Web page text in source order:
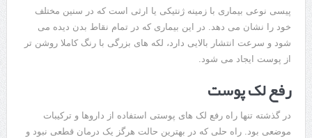
پیسی نوعی بیماری با زمینه ژنتیکی یا ارثی است که در سنین مختلف
خود را نشان می دهد. در این بیماری که در تمام نقاط بدن دیده می
شود و سرعت انتشار بالایی دارد، لکه های بزرگی با رنگ کاملا روشن تر
از پوست ایجاد می شود.
رفع لک پوست
در گذشته تنها راه رفع لک های پوستی استفاده از داروها و ترکیبات
موضعی بود. راه حلی که در بهترین حالت هرگز یک درمان قطعی نبود و